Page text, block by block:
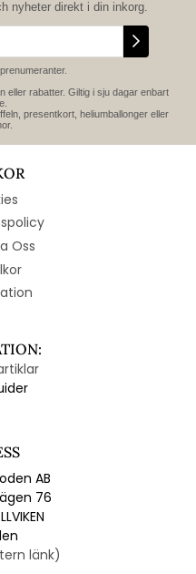
nyheter direkt i din inkorg.
eller rabatter. Giltig i sju dagar enbart
presentkort, heliumballonger eller
Oss
AB
76
länk)